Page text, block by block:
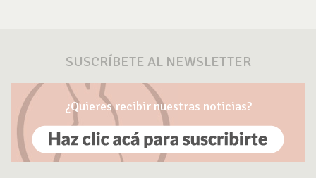
SUSCRÍBETE AL NEWSLETTER
¿Quieres recibir nuestras noticias?